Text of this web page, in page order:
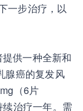
一步治疗，以
供一种全新和
腺癌的复发风
（6片
治疗一年。需